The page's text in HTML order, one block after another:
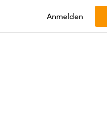
Anmelden